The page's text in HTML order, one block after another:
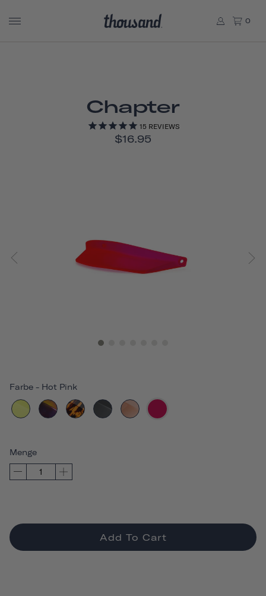
0
Chapter
15 REVIEWS
$16.95
Farbe - Hot Pink
Menge
Add To Cart